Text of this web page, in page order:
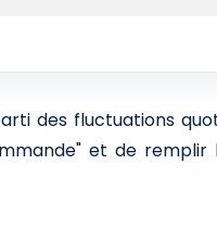
des fluctuations
et de